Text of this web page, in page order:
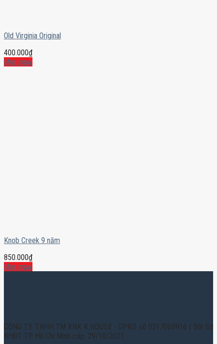
Old Virginia Original
400.000₫
Mua ngay
Knob Creek 9 năm
850.000₫
Mua ngay
CÔNG TY TNHH TM XNK K HOUSE - GPKD số 0317003916 | Bởi Sở
KHĐT TP. Hồ Chí Minh cấp: 29/10/2021